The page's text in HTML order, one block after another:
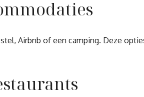
Airbnb of een camping. Deze